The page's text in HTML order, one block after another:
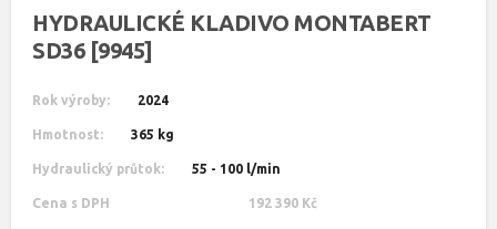
HYDRAULICKÉ KLADIVO MONTABERT
SD36 [9945]
Rok výroby: 2024
Hmotnost: 365 kg
Hydraulický průtok: 55 - 100 l/min
Cena s DPH 192 390 Kč